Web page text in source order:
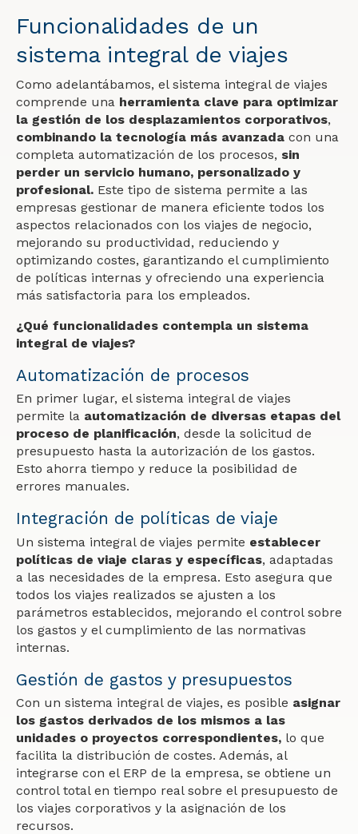
Funcionalidades de un
sistema integral de viajes
Como adelantábamos, el sistema integral de viajes
comprende una herramienta clave para optimizar
la gestión de los desplazamientos corporativos,
combinando la tecnología más avanzada con una
completa automatización de los procesos, sin
perder un servicio humano, personalizado y
profesional. Este tipo de sistema permite a las
empresas gestionar de manera eficiente todos los
aspectos relacionados con los viajes de negocio,
mejorando su productividad, reduciendo y
optimizando costes, garantizando el cumplimiento
de políticas internas y ofreciendo una experiencia
más satisfactoria para los empleados.
¿Qué funcionalidades contempla un sistema
integral de viajes?
Automatización de procesos
En primer lugar, el sistema integral de viajes
permite la automatización de diversas etapas del
proceso de planificación, desde la solicitud de
presupuesto hasta la autorización de los gastos.
Esto ahorra tiempo y reduce la posibilidad de
errores manuales.
Integración de políticas de viaje
Un sistema integral de viajes permite establecer
políticas de viaje claras y específicas, adaptadas
a las necesidades de la empresa. Esto asegura que
todos los viajes realizados se ajusten a los
parámetros establecidos, mejorando el control sobre
los gastos y el cumplimiento de las normativas
internas.
Gestión de gastos y presupuestos
Con un sistema integral de viajes, es posible asignar
los gastos derivados de los mismos a las
unidades o proyectos correspondientes, lo que
facilita la distribución de costes. Además, al
integrarse con el ERP de la empresa, se obtiene un
control total en tiempo real sobre el presupuesto de
los viajes corporativos y la asignación de los
recursos.